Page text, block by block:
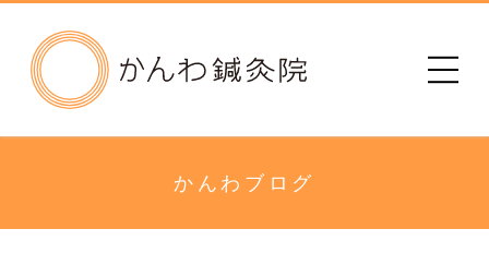
治療院のご案内
メニュー・料金
かんわブログ